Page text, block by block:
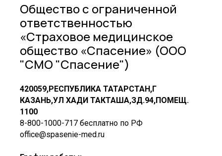
Общество с ограниченной
ответственностью
«Страховое медицинское
общество «Спасение» (ООО
"СМО "Спасение")
420059,РЕСПУБЛИКА ТАТАРСТАН,Г
КАЗАНЬ,УЛ ХАДИ ТАКТАША,ЗД.94,ПОМЕЩ.
1100
8-800-1000-717 бесплатно по РФ
office@spasenie-med.ru